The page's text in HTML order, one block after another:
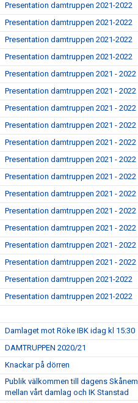
Presentation damtruppen 2021-2022
Presentation damtruppen 2021-2022
Presentation damtruppen 2021-2022
Presentation damtruppen 2021-2022
Presentation damtruppen 2021 - 2022
Presentation damtruppen 2021 - 2022
Presentation damtruppen 2021 - 2022
Presentation damtruppen 2021 - 2022
Presentation damtruppen 2021 - 2022
Presentation damtruppen 2021 - 2022
Presentation damtruppen 2021 - 2022
Presentation damtruppen 2021 - 2022
Presentation damtruppen 2021 - 2022
Presentation damtruppen 2021 - 2022
Presentation damtruppen 2021 - 2022
Presentation damtruppen 2021 - 2022
Presentation damtruppen 2021-2022
Presentation damtruppen 2021-2022
Damlaget mot Röke IBK idag kl 15:30
DAMTRUPPEN 2020/21
Knackar på dörren
Publik välkommen till dagens
mellan vårt damlag och IK Stanstad